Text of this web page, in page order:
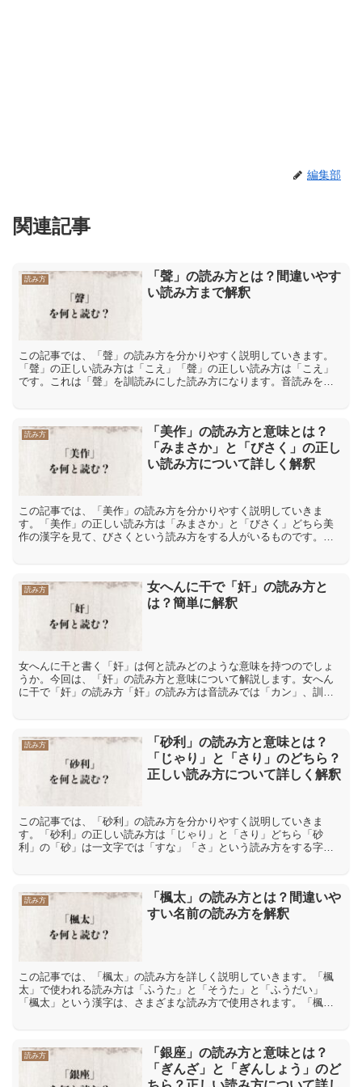
編集部
関連記事
読み方
「聲」の読み方とは？間違いやす
い読み方まで解釈
この記事では、「聲」の読み方を分かりやすく説明していきます。
「聲」の正しい読み方は「こえ」「聲」の正しい読み方は「こえ」
です。これは「聲」を訓読みにした読み方になります。音読みをす
読み方
「美作」の読み方と意味とは？
「みまさか」と「びさく」の正し
い読み方について詳しく解釈
この記事では、「美作」の読み方を分かりやすく説明していきま
す。「美作」の正しい読み方は「みまさか」と「びさく」どちら美
作の漢字を見て、びさくという読み方をする人がいるものです。と
読み方
女へんに干で「奸」の読み方と
は？簡単に解釈
女へんに干と書く「奸」は何と読みどのような意味を持つのでしょ
うか。今回は、「奸」の読み方と意味について解説します。女へん
に干で「奸」の読み方「奸」の読み方は音読みでは「カン」、訓読
読み方
「砂利」の読み方と意味とは？
「じゃり」と「さり」のどちら？
正しい読み方について詳しく解釈
この記事では、「砂利」の読み方を分かりやすく説明していきま
す。「砂利」の正しい読み方は「じゃり」と「さり」どちら「砂
利」の「砂」は一文字では「すな」「さ」という読み方をする字で
読み方
「楓太」の読み方とは？間違いや
すい名前の読み方を解釈
この記事では、「楓太」の読み方を詳しく説明していきます。「楓
太」で使われる読み方は「ふうた」と「そうた」と「ふうだい」
「楓太」という漢字は、さまざまな読み方で使用されます。「楓」
読み方
「銀座」の読み方と意味とは？
「ぎんざ」と「ぎんしょう」のど